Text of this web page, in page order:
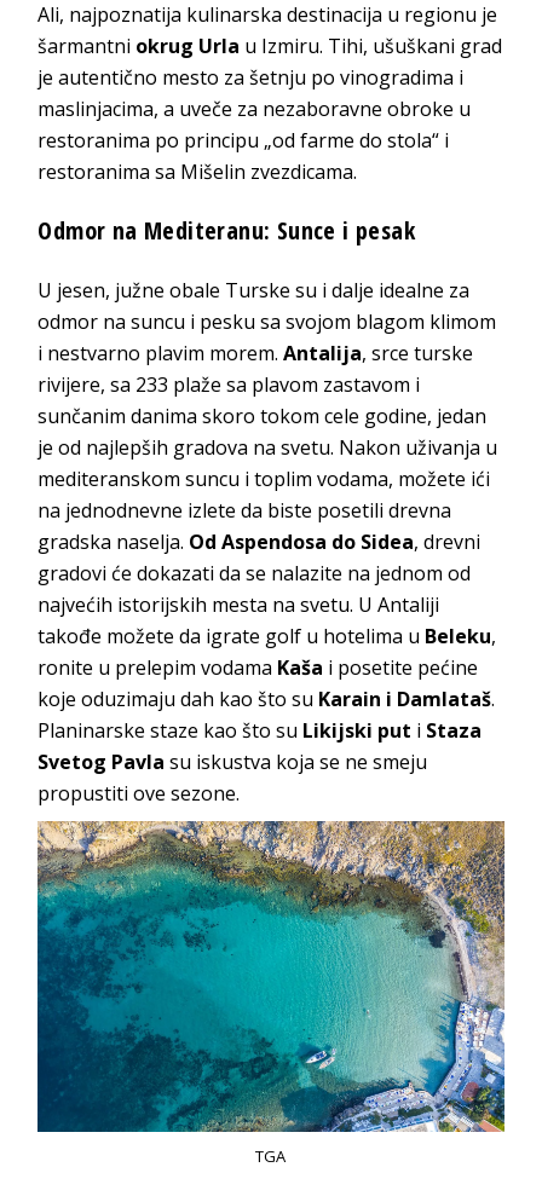
Ali, najpoznatija kulinarska destinacija u regionu je
šarmantni okrug Urla u Izmiru. Tihi, ušuškani grad
je autentično mesto za šetnju po vinogradima i
maslinjacima, a uveče za nezaboravne obroke u
restoranima po principu „od farme do stola“ i
restoranima sa Mišelin zvezdicama.
Odmor na Mediteranu: Sunce i pesak
U jesen, južne obale Turske su i dalje idealne za
odmor na suncu i pesku sa svojom blagom klimom
i nestvarno plavim morem.Antalija, srce turske
rivijere, sa 233 plaže sa plavom zastavom i
sunčanim danima skoro tokom cele godine, jedan
je od najlepših gradova na svetu. Nakon uživanja u
mediteranskom suncu i toplim vodama, možete ići
na jednodnevne izlete da biste posetili drevna
gradska naselja. Od Aspendosa do Sidea, drevni
gradovi će dokazati da se nalazite na jednom od
najvećih istorijskih mesta na svetu. U Antaliji
takođe možete da igrate golf u hotelima u Beleku,
ronite u prelepim vodama Kaša i posetite pećine
koje oduzimaju dah kao što su Karain i Damlataš.
Planinarske staze kao što su Likijski put i Staza
Svetog Pavla su iskustva koja se ne smeju
propustiti ove sezone.
TGA